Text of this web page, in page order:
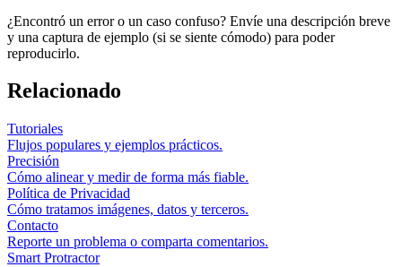
¿Encontró un error o un caso confuso? Envíe una descripción breve
y una captura de ejemplo (si se siente cómodo) para poder
reproducirlo.
Relacionado
Tutoriales
Flujos populares y ejemplos prácticos.
Precisión
Cómo alinear y medir de forma más fiable.
Política de Privacidad
Cómo tratamos imágenes, datos y terceros.
Contacto
Reporte un problema o comparta comentarios.
Smart Protractor